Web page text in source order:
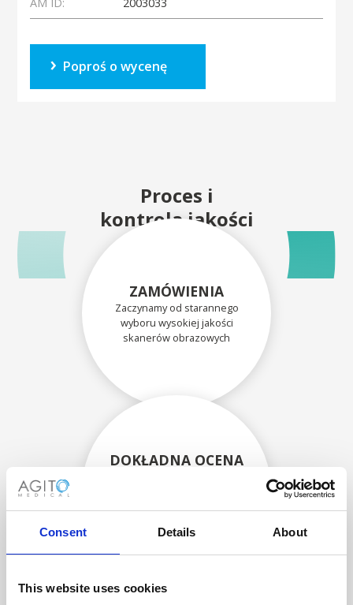
Consent Details About
This website uses cookies
Poproś o wycenę
Proces i
kontrola jakości
ZAMÓWIENIA
Zaczynamy od starannego
wyboru wysokiej jakości
skanerów obrazowych
DOKŁADNA OCENA